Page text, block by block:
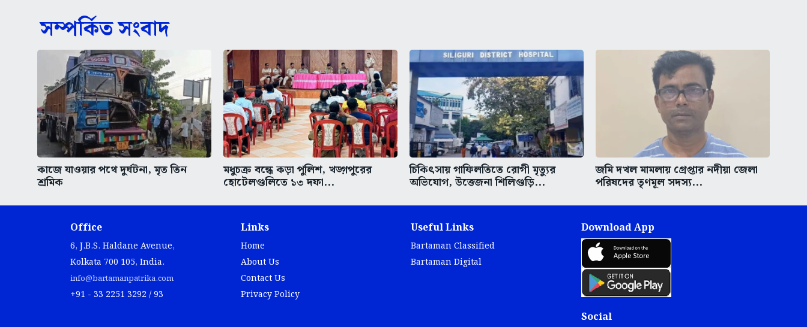
সম্পর্কিত সংবাদ
কাজে যাওয়ার পথে দুর্ঘটনা, মৃত তিন
শ্রমিক
মধুচক্র বন্ধে কড়া পুলিশ, খড়্গপুরের
হোটেলগুলিতে ১৩ দফা...
চিকিৎসায় গাফিলতিতে রোগী মৃত্যুর
অভিযোগ, উত্তেজনা শিলিগুড়ি...
জমি দখল মামলায় গ্রেপ্তার নদীয়া জেলা
পরিষদের তৃণমূল সদস্য...
Office
6, J.B.S. Haldane Avenue,
Kolkata 700 105, India.
info@bartamanpatrika.com
+91 - 33 2251 3292 / 93
Links
Home
About Us
Contact Us
Privacy Policy
Useful Links
Bartaman Classified
Bartaman Digital
Download App
Social